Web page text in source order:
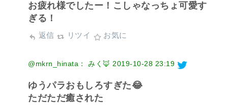
お疲れ様でしたー！こしゃなっちょ可愛す
ぎる！
返信 リツイ お気に
@mkrn_hinata： みく🦊 2019-10-28 23:19
ゆうパラおもしろすぎた😂
ただただ癒された